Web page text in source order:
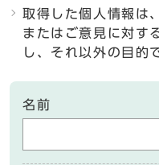
取得した個人情報は
またはご意見に対す
し、それ以外の目的
名前